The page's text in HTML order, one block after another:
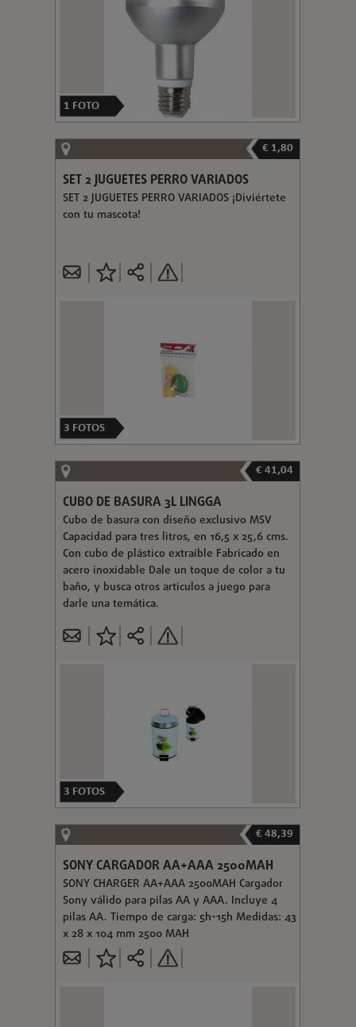
1 FOTO
€ 1,80
SET 2 JUGUETES PERRO VARIADOS
SET 2 JUGUETES PERRO VARIADOS ¡Diviértete
con tu mascota!
3 FOTOS
€ 41,04
CUBO DE BASURA 3L LINGGA
Cubo de basura con diseño exclusivo MSV
Capacidad para tres litros, en 16,5 x 25,6 cms.
Con cubo de plástico extraíble Fabricado en
acero inoxidable Dale un toque de color a tu
baño, y busca otros artículos a juego para
darle una temática.
3 FOTOS
€ 48,39
SONY CARGADOR AA+AAA 2500MAH
SONY CHARGER AA+AAA 2500MAH Cargador
Sony válido para pilas AA y AAA. Incluye 4
pilas AA. Tiempo de carga: 5h-15h Medidas: 43
x 28 x 104 mm 2500 MAH